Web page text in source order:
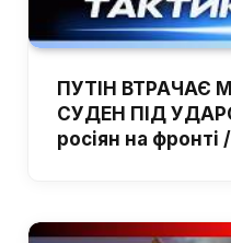
ПУТІН ВТРАЧАЄ
СУДЕН ПІД
росіян на